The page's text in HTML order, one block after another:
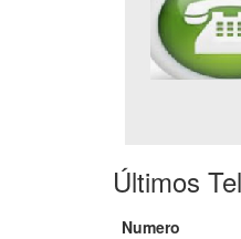
Últimos
Numero